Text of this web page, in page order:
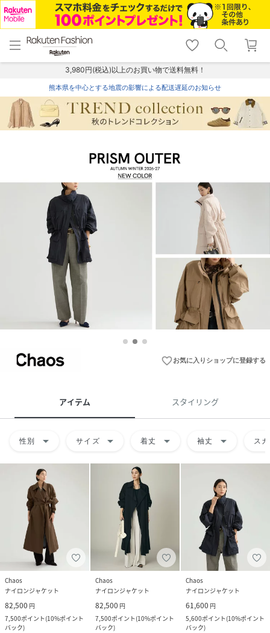
menu home
トップ
shopping_cart lock_outline
ログイン
3,980円(税込)以上のお買い物で送料無料！
熊本県を中心とする地震の影響による配送遅延のお知らせ
favorite_borderお気に入りショップに登録する
アイテム スタイリング
性別 arrow_drop_down サイズ arrow_drop_down 着丈 arrow_drop_down 袖丈 arrow_drop_down ス
Chaos
ナイロンジャケット
82,500 円
7,500ポイント(10%ポイント
バック)
Chaos
ナイロンジャケット
82,500 円
7,500ポイント(10%ポイント
バック)
Chaos
ナイロンジャケット
61,600 円
5,600ポイント(10%ポイント
バック)